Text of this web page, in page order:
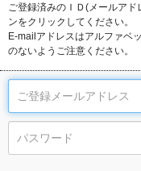
ご登録済みのＩＤ(メールア
ンをクリックしてください。
E-mailアドレスはアルファベ
のないようご注意ください。